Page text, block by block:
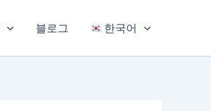
블로그 한국어